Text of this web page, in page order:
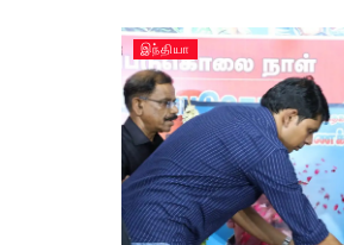
இந்தியா